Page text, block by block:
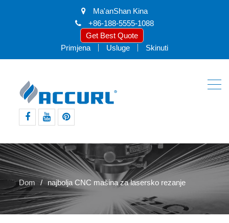
Ma'anShan Kina
+86-188-5555-1088
Get Best Quote
Primjena
Usluge Skinuti
Dom najbolja CNC mašina za lasersko rezanje